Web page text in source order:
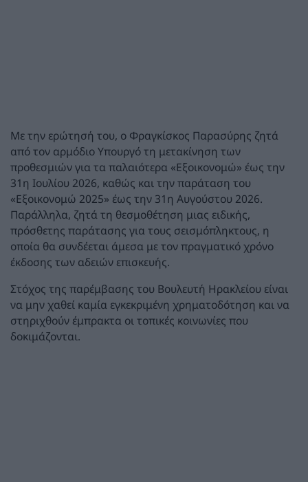
Με την ερώτησή του, ο Φραγκίσκος Παρασύρης ζητά
από τον αρμόδιο Υπουργό τη μετακίνηση των
προθεσμιών για τα παλαιότερα «Εξοικονομώ» έως την
31η Ιουλίου 2026, καθώς και την παράταση του
«Εξοικονομώ 2025» έως την 31η Αυγούστου 2026.
Παράλληλα, ζητά τη θεσμοθέτηση μιας ειδικής,
πρόσθετης παράτασης για τους σεισμόπληκτους, η
οποία θα συνδέεται άμεσα με τον πραγματικό χρόνο
έκδοσης των αδειών επισκευής.
Στόχος της παρέμβασης του Βουλευτή Ηρακλείου είναι
να μην χαθεί καμία εγκεκριμένη χρηματοδότηση και να
στηριχθούν έμπρακτα οι τοπικές κοινωνίες που
δοκιμάζονται.